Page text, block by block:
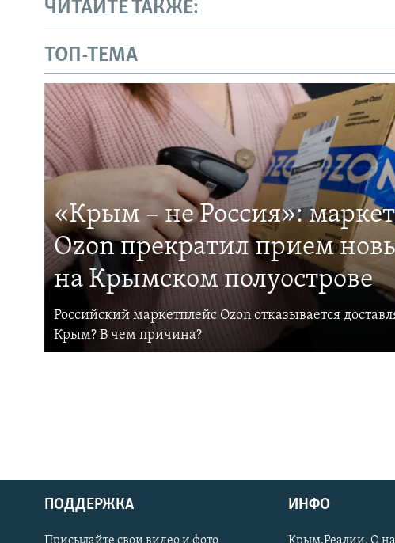
Українською
ЧИТАЙТЕ ТАКЖЕ:
ТОП-ТЕМА
«Крым – не Россия»:
Ozon прекратил прием
на Крымском полуострове
Российский маркетплейс Ozon отказывается
Крым? В чем причина?
ПОДДЕРЖКА ИНФО